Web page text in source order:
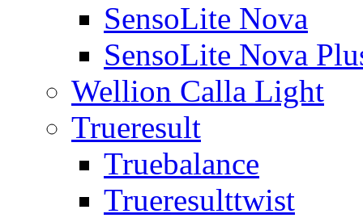
SensoLite Nova
SensoLite Nova
Wellion Calla Light
Trueresult
Truebalance
Trueresulttwist